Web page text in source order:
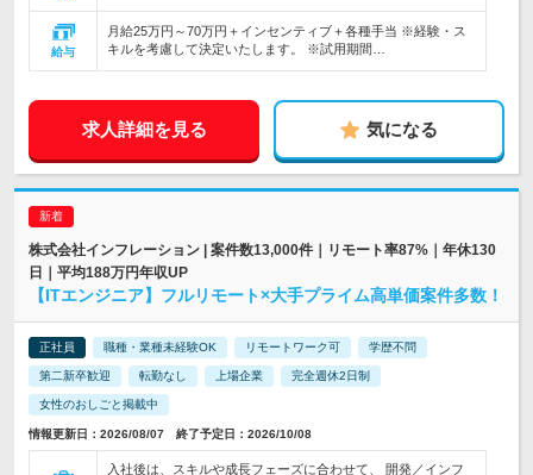
給与
月給25万円～70万円＋インセンティブ＋各種手当 ※経験・ス
キルを考慮して決定いたします。 ※試用期間…
求人詳細を見る 気になる
株式会社インフレーション | 案件数13,000件｜リモート率87%｜年休130
日｜平均188万円年収UP
【ITエンジニア】フルリモート×大手プライム高単価案件多数！
正社員 職種・業種未経験OK リモートワーク可 学歴不問
第二新卒歓迎 転勤なし 上場企業 完全週休2日制
女性のおしごと掲載中
情報更新日：2026/08/07 終了予定日：2026/10/08
入社後は、スキルや成長フェーズに合わせて、 開発／インフ